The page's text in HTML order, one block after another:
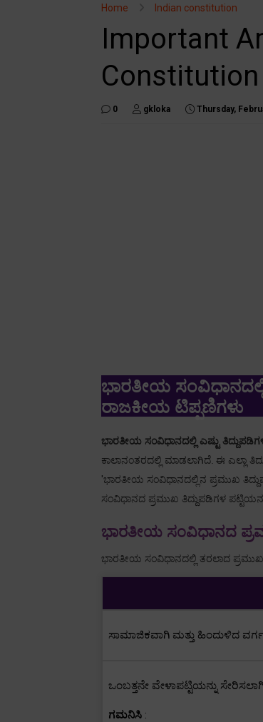
Home Indian constitution
Important
0 gkloka Thursday,
ಭಾರತೀಯ
ರಾಜಕೀಯ ಟಿಪ್ಪಣಿಗಳು
ಭಾರತೀಯ ಸಂವಿಧಾನದಲ್ಲಿ ಎಷ್ಟು
ಕಾಲಾನಂತರದಲ್ಲಿ ಮಾಡಲಾಗಿದೆ. ಈ ಎಲ್ಲಾ
'ಭಾರತೀಯ ಸಂವಿಧಾನದಲ್ಲಿನ ಪ್ರಮುಖ
ಸಂವಿಧಾನದ ಪ್ರಮುಖ ತಿದ್ದುಪಡಿಗಳ
ಭಾರತೀಯ ಸಂವಿಧಾನದ
ಭಾರತೀಯ ಸಂವಿಧಾನದಲ್ಲಿ ತರಲಾದ ಪ್ರಮುಖ
ಸಾಮಾಜಿಕವಾಗಿ ಮತ್ತು ಹಿಂದುಳಿದ
ಒಂಬತ್ತನೇ ವೇಳಾಪಟ್ಟಿಯನ್ನು
ಗಮನಿಸಿ :